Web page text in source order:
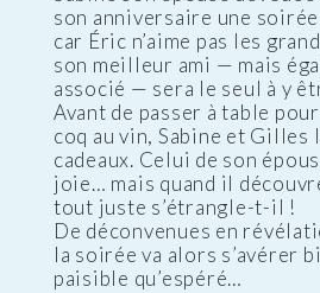
son anniversaire une
car Éric n’aime pas les
son meilleur ami — mais
associé — sera le seul à y
Avant de passer à table
coq au vin, Sabine et
cadeaux. Celui de son
joie… mais quand il
tout juste s’étrangle-t-il !
De déconvenues en
la soirée va alors s’avérer
paisible qu’espéré…